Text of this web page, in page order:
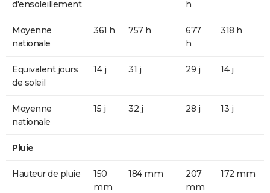
d'ensoleillement
h
Moyenne
nationale
361 h 757 h
677
h
318 h
Equivalent jours
de soleil
14 j 31 j 29 j 14 j
Moyenne
nationale
15 j 32 j 28 j 13 j
Pluie
Hauteur de pluie
150
mm
184 mm
207
mm
172 mm